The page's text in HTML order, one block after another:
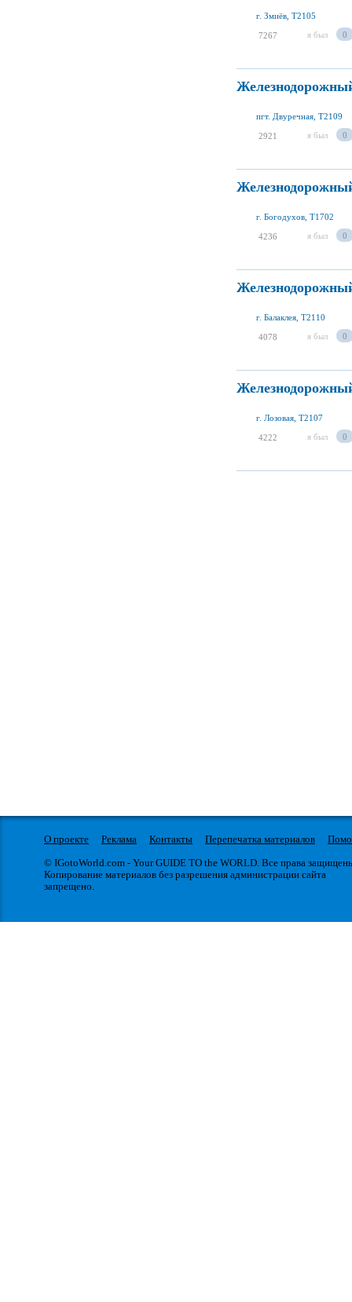
г. Змиёв, T2105
7267 я был 0
пгт. Двуречная, T2109
2921 я был 0
г. Богодухов, T1702
4236 я был 0
г. Балаклея, T2110
4078 я был 0
г. Лозовая, T2107
4222 я был 0
О проекте Реклама Контакты Перепечатка материалов
© IGotoWorld.com - Your GUIDE TO the WORLD. Все права
Копирование материалов без разрешения администрации сайта
запрещено.